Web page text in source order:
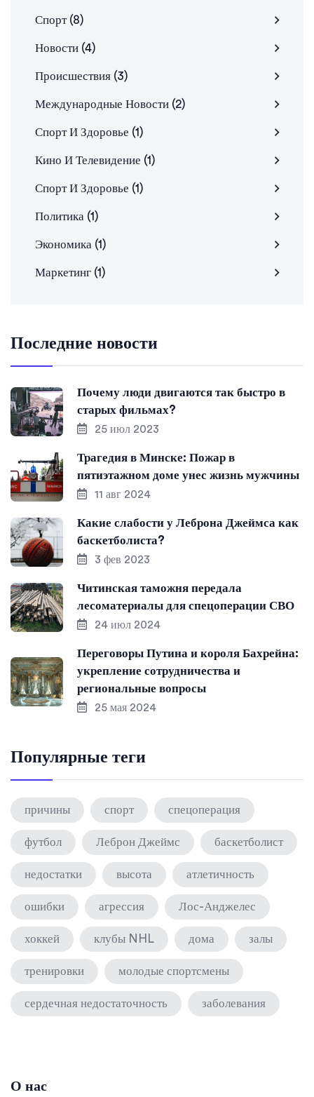
Спорт (8)
Новости (4)
Происшествия (3)
Международные Новости (2)
Спорт И Здоровье (1)
Кино И Телевидение (1)
Спорт И Здоровье (1)
Политика (1)
Экономика (1)
Маркетинг (1)
Последние новости
Почему люди двигаются так быстро в
старых фильмах?
25 июл 2023
Трагедия в Минске: Пожар в
пятиэтажном доме унес жизнь мужчины
11 авг 2024
Какие слабости у Леброна Джеймса как
баскетболиста?
3 фев 2023
Читинская таможня передала
лесоматериалы для спецоперации СВО
24 июл 2024
Переговоры Путина и короля Бахрейна:
укрепление сотрудничества и
региональные вопросы
25 мая 2024
Популярные теги
причины спорт спецоперация
футбол Леброн Джеймс баскетболист
недостатки высота атлетичность
ошибки агрессия Лос-Анджелес
хоккей клубы NHL дома залы
тренировки молодые спортсмены
сердечная недостаточность заболевания
О нас